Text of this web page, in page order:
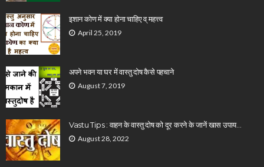
इशान कोण में क्या होना चाहिए व् महत्त्व
April 25, 2019
अपने भवन या घर में वास्तु दोष कैसे पहचाने
August 7, 2019
Vastu Tips : वाहन के वास्तु दोष को दूर करने के जानें खास उपाय…
August 28, 2022